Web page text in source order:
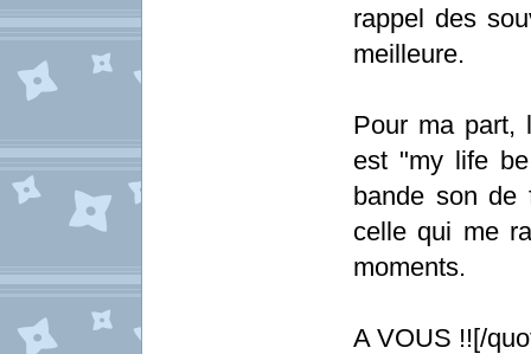
rappel des
meilleure.
Pour ma part,
est "my life
bande son
celle qui me
moments.
A VOUS !![/